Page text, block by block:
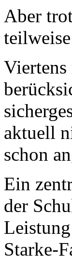
Aber
Viertens
aktuell
schon
Ein
der
Starke-